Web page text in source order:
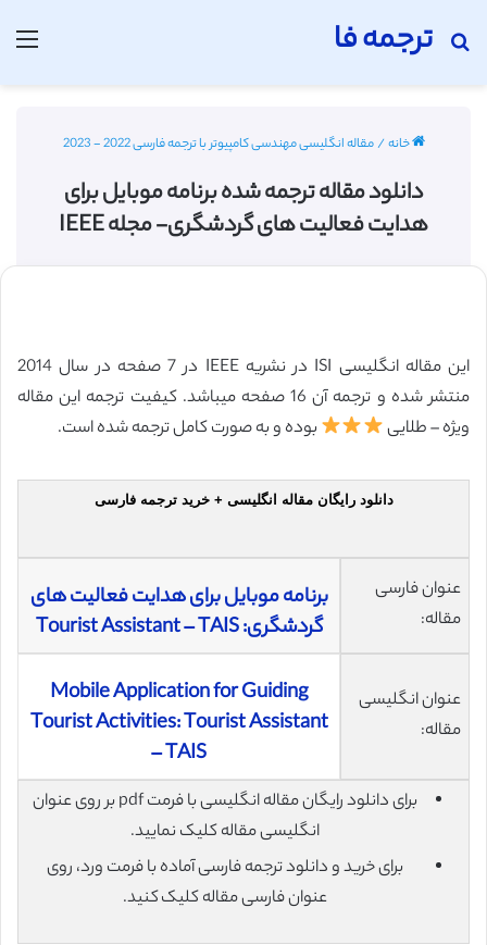
ترجمه فا
جستجو برای
خانه/مقاله انگلیسی مهندسی کامپیوتر با ترجمه فارسی 2022 - 2023
دانلود مقاله ترجمه شده برنامه موبایل برای
هدایت فعالیت های گردشگری- مجله IEEE
این مقاله انگلیسی ISI در نشریه IEEE در 7 صفحه در سال 2014
منتشر شده و ترجمه آن 16 صفحه میباشد. کیفیت ترجمه این مقاله
ویژه – طلایی
بوده و به صورت کامل ترجمه شده است.
دانلود رایگان مقاله انگلیسی + خرید ترجمه فارسی
عنوان فارسی
مقاله:
برنامه موبایل برای هدایت فعالیت های
گردشگری: Tourist Assistant – TAIS
عنوان انگلیسی
مقاله:
Mobile Application for Guiding
Tourist Activities: Tourist Assistant
– TAIS
برای دانلود رایگان مقاله انگلیسی با فرمت pdf بر روی عنوان
انگلیسی مقاله کلیک نمایید.
برای خرید و دانلود ترجمه فارسی آماده با فرمت ورد، روی
عنوان فارسی مقاله کلیک کنید.